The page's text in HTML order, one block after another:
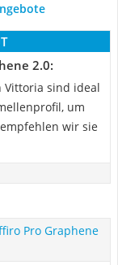
2.0:
Vittoria sind ideal
um
wir sie
Pro Graphene